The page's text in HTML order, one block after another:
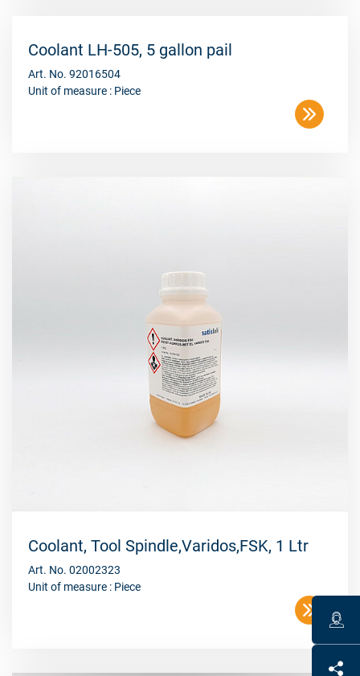
Coolant LH-505, 5 gallon pail
Art. No. 92016504
Unit of measure : Piece
Coolant, Tool Spindle,Varidos,FSK, 1 Ltr
Art. No. 02002323
Unit of measure : Piece